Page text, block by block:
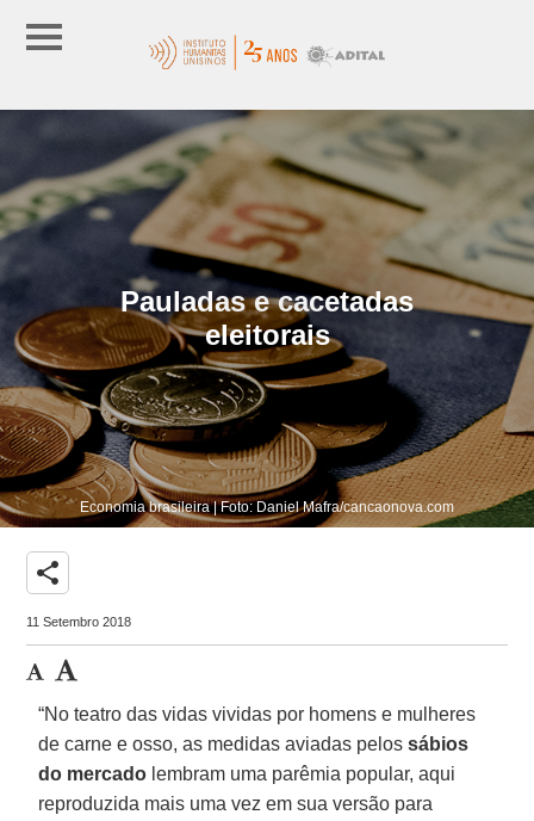
Pauladas e cacetadas
eleitorais
Economia brasileira | Foto: Daniel Mafra/cancaonova.com
share
11 Setembro 2018
“No teatro das vidas vividas por homens e mulheres
de carne e osso, as medidas aviadas pelos sábios
do mercado lembram uma parêmia popular, aqui
reproduzida mais uma vez em sua versão para